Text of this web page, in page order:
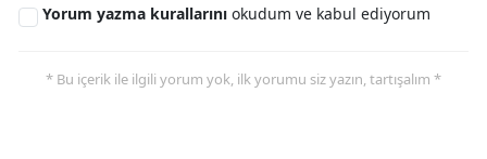
Yorum yazma kurallarını okudum ve kabul ediyorum
* Bu içerik ile ilgili yorum yok, ilk yorumu siz yazın, tartışalım *